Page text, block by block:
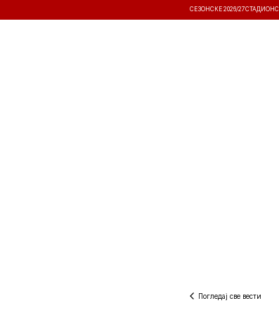
СЕЗОНСКЕ 2026/27
Погледај све вести